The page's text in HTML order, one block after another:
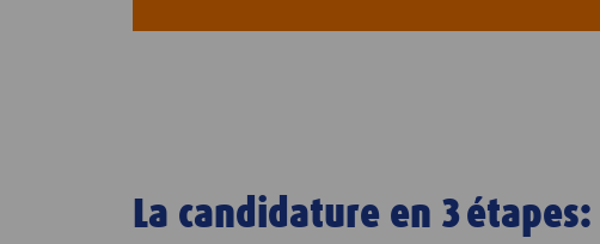
La candidature en 3 étapes: